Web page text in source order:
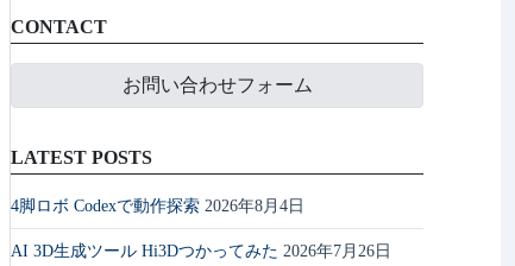
CONTACT
お問い合わせフォーム
LATEST POSTS
4脚ロボ Codexで動作探索 2026年8月4日
AI 3D生成ツール Hi3Dつかってみた 2026年7月26日